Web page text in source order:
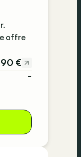
offre
€
-